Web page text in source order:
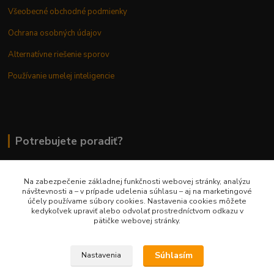
Všeobecné obchodné podmienky
Ochrana osobných údajov
Alternatívne riešenie sporov
Používanie umelej inteligencie
Potrebujete poradiť?
0948 236 042
info@margaretkashop.sk
Na zabezpečenie základnej funkčnosti webovej stránky, analýzu
návštevnosti a – v prípade udelenia súhlasu – aj na marketingové
účely používame súbory cookies. Nastavenia cookies môžete
kedykoľvek upraviť alebo odvolať prostredníctvom odkazu v
pätičke webovej stránky.
Nastavenia Súhlasím